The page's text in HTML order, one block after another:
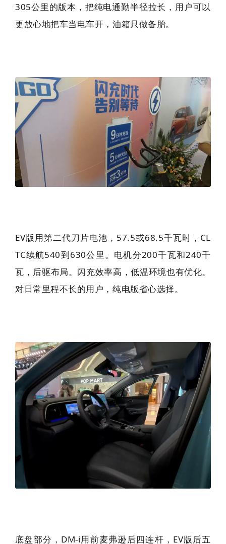
305公里的版本，把纯电通勤半径拉长，用户可以
更放心地把车当电车开，油箱只做备胎。
EV版用第二代刀片电池，57.5或68.5千瓦时，CL
TC续航540到630公里。电机分200千瓦和240千
瓦，后驱布局。闪充效率高，低温环境也有优化。
对日常里程不长的用户，纯电版省心选择。
底盘部分，DM-i用前麦弗逊后四连杆，EV版后五